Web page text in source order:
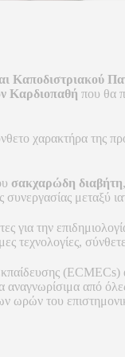
Καποδιστριακού
Καρδιοπαθή που θα
χαρακτήρα της
σακχαρώδη διαβήτη
μεταξύ
για την
τεχνολογίες,
αναγνωρίσιμα από
ωρών του